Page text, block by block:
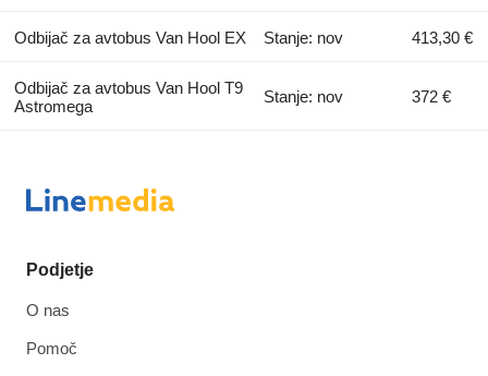
Odbijač za avtobus Van Hool EX Stanje: nov 413,30 €
Odbijač za avtobus Van Hool T9
Astromega
Stanje: nov 372 €
Podjetje
O nas
Pomoč